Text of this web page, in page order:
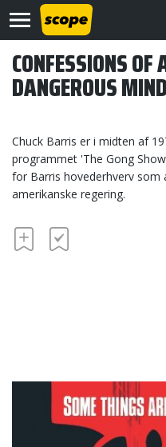
Om
Scope
CONFESSIONS OF
DANGEROUS MIND
Chuck Barris er i midten af
programmet 'The Gong
for Barris hovederhverv
amerikanske regering.